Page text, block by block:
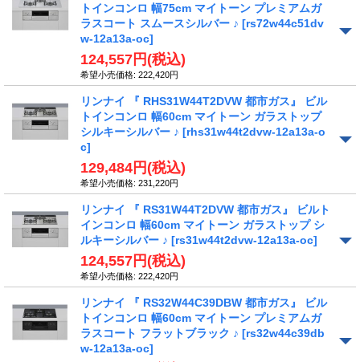
トインコンロ 幅75cm マイトーン プレミアムガ
ラスコート スムースシルバー ♪ [rs72w44c51dv
w-12a13a-oc]
124,557円 (税込)
希望小売価格: 222,420円
リンナイ 『 RHS31W44T2DVW 都市ガス』 ビル
トインコンロ 幅60cm マイトーン ガラストップ
シルキーシルバー ♪ [rhs31w44t2dvw-12a13a-o
c]
129,484円 (税込)
希望小売価格: 231,220円
リンナイ 『 RS31W44T2DVW 都市ガス』 ビルト
インコンロ 幅60cm マイトーン ガラストップ シ
ルキーシルバー ♪ [rs31w44t2dvw-12a13a-oc]
124,557円 (税込)
希望小売価格: 222,420円
リンナイ 『 RS32W44C39DBW 都市ガス』 ビル
トインコンロ 幅60cm マイトーン プレミアムガ
ラスコート フラットブラック ♪ [rs32w44c39db
w-12a13a-oc]